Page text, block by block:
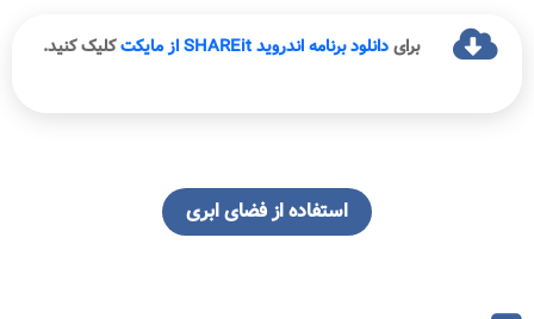
برایدانلود برنامه اندرویدSHAREitاز مایکتکلیک کنید.
استفاده از فضای ابری